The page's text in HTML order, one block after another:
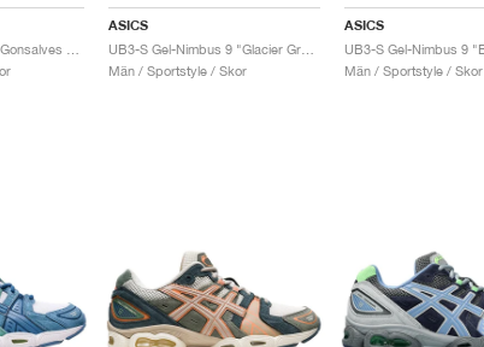
ASICS
UB3-S Gel-Nimbus 9 "Glacier Grey & Soothing Sea"
Män / Sportstyle / Skor
ASICS
Män / Sportstyle / Skor